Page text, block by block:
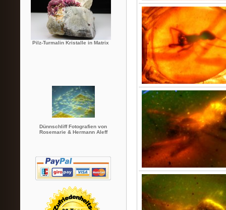
Pilz-Turmalin Kristalle in Matrix
Dünnschliff Fotografien von
Rosemarie & Hermann Aleff